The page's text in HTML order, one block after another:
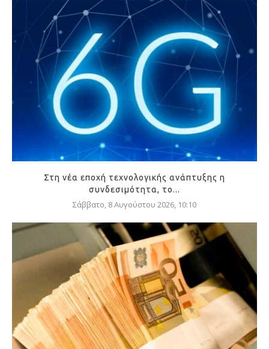
Στη νέα εποχή τεχνολογικής ανάπτυξης η
συνδεσιμότητα, το...
Σάββατο, 8 Αυγούστου 2026, 10:10